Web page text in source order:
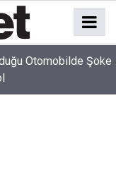
Otomobilde Şoke